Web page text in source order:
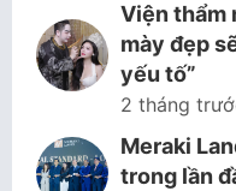
Viện thẩm
mày đẹp
yếu tố”
2 tháng
Meraki
trong lần